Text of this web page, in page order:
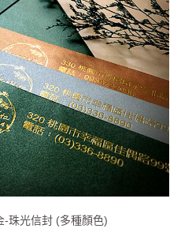
-珠光信封 (多種顏色)